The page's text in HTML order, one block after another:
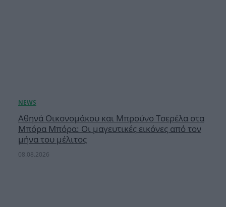
Αθηνά Οικονομάκου και Μπρούνο Τσερέλα στα
Μπόρα Μπόρα: Οι μαγευτικές εικόνες από τον
μήνα του μέλιτος
08.08.2026